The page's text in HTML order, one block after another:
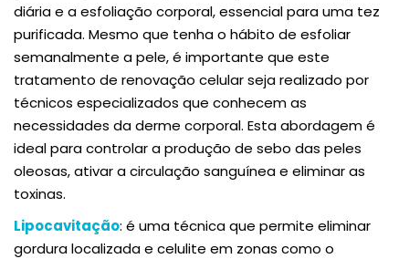
diária e a esfoliação corporal, essencial para uma tez
purificada. Mesmo que tenha o hábito de esfoliar
semanalmente a pele, é importante que este
tratamento de renovação celular seja realizado por
técnicos especializados que conhecem as
necessidades da derme corporal. Esta abordagem é
ideal para controlar a produção de sebo das peles
oleosas, ativar a circulação sanguínea e eliminar as
toxinas.
Lipocavitação: é uma técnica que permite eliminar
gordura localizada e celulite em zonas como o